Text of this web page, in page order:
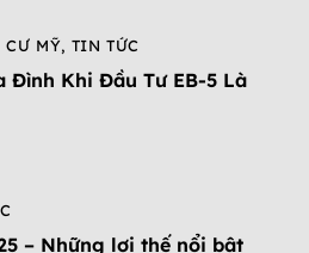
MỸ, TIN TỨC
Đình Khi Đầu Tư EB-5 Là
– Những lợi thế nổi bật